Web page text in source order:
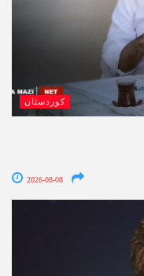
کوردستان
2026-08-08